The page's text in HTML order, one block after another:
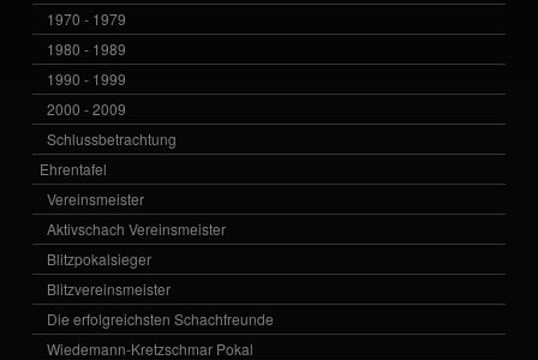
1970 - 1979
1980 - 1989
1990 - 1999
2000 - 2009
Schlussbetrachtung
Ehrentafel
Vereinsmeister
Aktivschach Vereinsmeister
Blitzpokalsieger
Blitzvereinsmeister
Die erfolgreichsten Schachfreunde
Wiedemann-Kretzschmar Pokal